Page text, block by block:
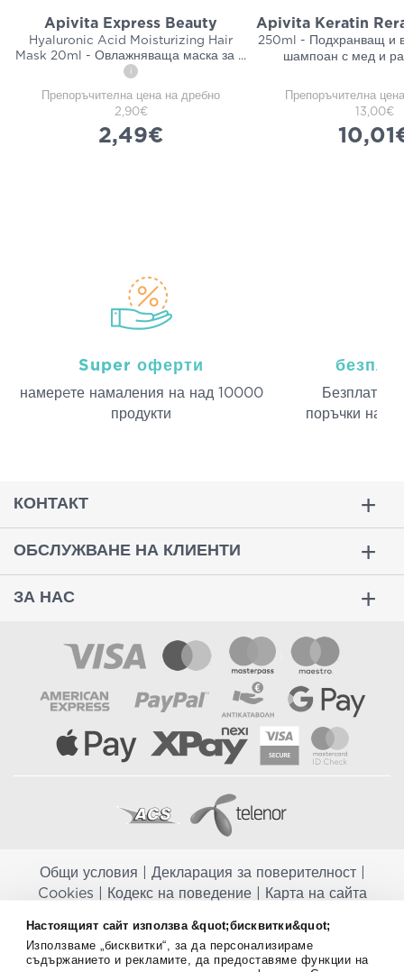
Настоящият сайт използва &quot;бисквитки&quot;
Използваме „бисквитки“, за да персонализираме
съдържанието и рекламите, да предоставяме функции на
Apivita Express Beauty
Hyaluronic Acid Moisturizing Hair
Mask 20ml - Овлажняваща маска за ...
i
Препоръчителна цена на дребно
2,90€
2,49€
Apivita Keratin
250ml - Подхранващ и
шампоан с мед и
Препоръчителна
13,00€
Super оферти
намерeте намаления на над 10000
продукти
Безплатна
поръчки над
КОНТАКТ
ОБСЛУЖВАНЕ НА КЛИЕНТИ
ЗА НАС
Общи условия Декларация за поверителност|
Cookies
Кодекс на поведение| Карта на сайта
Aptekapromahon.com ви информира, че хранителните добавки не
заместват балансираната диета и не са предназначени за
профилактика, лечение или лечение на човешки заболявания.